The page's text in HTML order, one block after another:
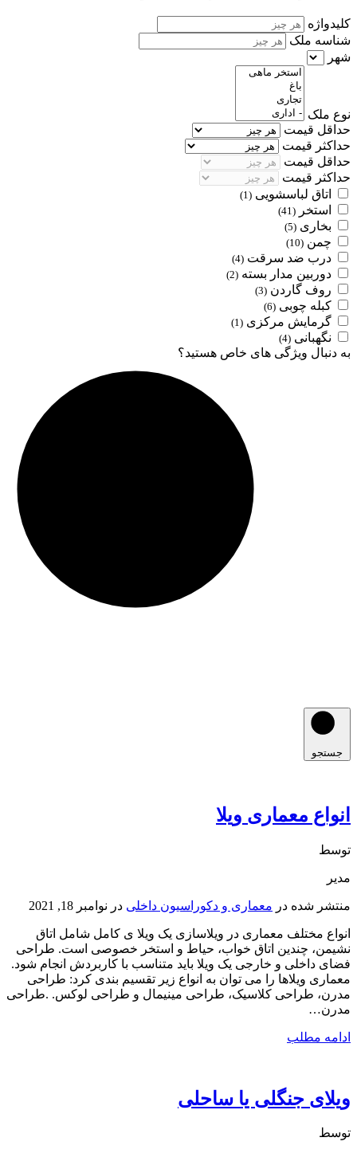
کلیدواژه
شناسه ملک
شهر
نوع ملک
حداقل قیمت
حداکثر قیمت
حداقل قیمت
حداکثر قیمت
اتاق لباسشویی (1)
استخر (41)
بخاری (5)
چمن (10)
درب ضد سرقت (4)
دوربین مدار بسته (2)
روف گاردن (3)
کبله چوبی (6)
گرمایش مرکزی (1)
نگهبانی (4)
به دنبال ویژگی های خاص هستید؟
جستجو
انواع معماری ویلا
توسط
مدیر
منتشر شده در معماری و دکوراسیون داخلی در نوامبر 18, 2021
انواع مختلف معماری در ویلاسازی یک ویلا ی کامل شامل اتاق
نشیمن، چندین اتاق خواب، حیاط و استخر خصوصی است. طراحی
فضای داخلی و خارجی یک ویلا باید متناسب با کاربردش انجام شود.
معماری ویلاها را می توان به انواع زیر تقسیم بندی کرد: طراحی
مدرن، طراحی کلاسیک، طراحی مینیمال و طراحی لوکس. .طراحی
مدرن…
ادامه مطلب
ویلای جنگلی یا ساحلی
توسط